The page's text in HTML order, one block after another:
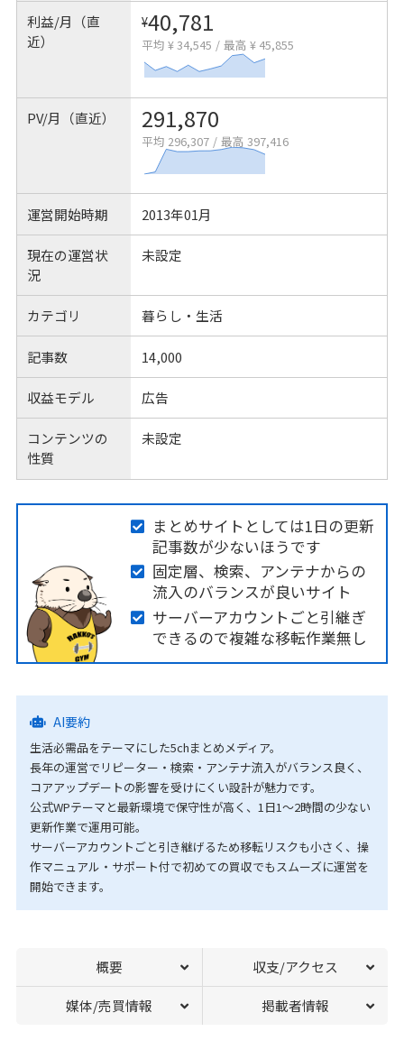
利益/月（直
近）
¥40,781
平均 ¥ 34,545 / 最高 ¥ 45,855
PV/月（直近） 291,870
平均 296,307 / 最高 397,416
運営開始時期 2013年01月
現在の運営状
況
未設定
カテゴリ 暮らし・生活
記事数 14,000
収益モデル 広告
コンテンツの
性質
未設定
まとめサイトとしては1日の更新
記事数が少ないほうです
固定層、検索、アンテナからの
流入のバランスが良いサイト
サーバーアカウントごと引継ぎ
できるので複雑な移転作業無し
AI要約
生活必需品をテーマにした5chまとめメディア。
長年の運営でリピーター・検索・アンテナ流入がバランス良く、
コアアップデートの影響を受けにくい設計が魅力です。
公式WPテーマと最新環境で保守性が高く、1日1〜2時間の少ない
更新作業で運用可能。
サーバーアカウントごと引き継げるため移転リスクも小さく、操
作マニュアル・サポート付で初めての買収でもスムーズに運営を
開始できます。
概要 収支/アクセス
媒体/売買情報 掲載者情報